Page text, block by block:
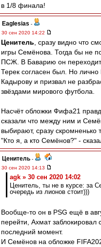
в 1/8 финала!
Eaglesias -
30 сен 2020 14:22
Ценитель , сразу видно что
игры Семёнова. Тогда бы не
ПСЖ. В Баварию он
Терек согласен был. Но лично
Кадырову и призвал не
звёздами мирового футбола.
Насчёт обложки Фифа21
сказали что между ним и
выбирают, сразу скромненько
"Кто я, а кто Семёнов?" -
Ценитель -
30 сен 2020 14:13
agk » 30 сен 2020 14:02
Ценитель, ты не в курсе: за
очередь из лионов стоит)))
Вообще-то он в PSG ещё в
перейти, Ахмат заблокировал
последний момент.
И Семёнов на обложке